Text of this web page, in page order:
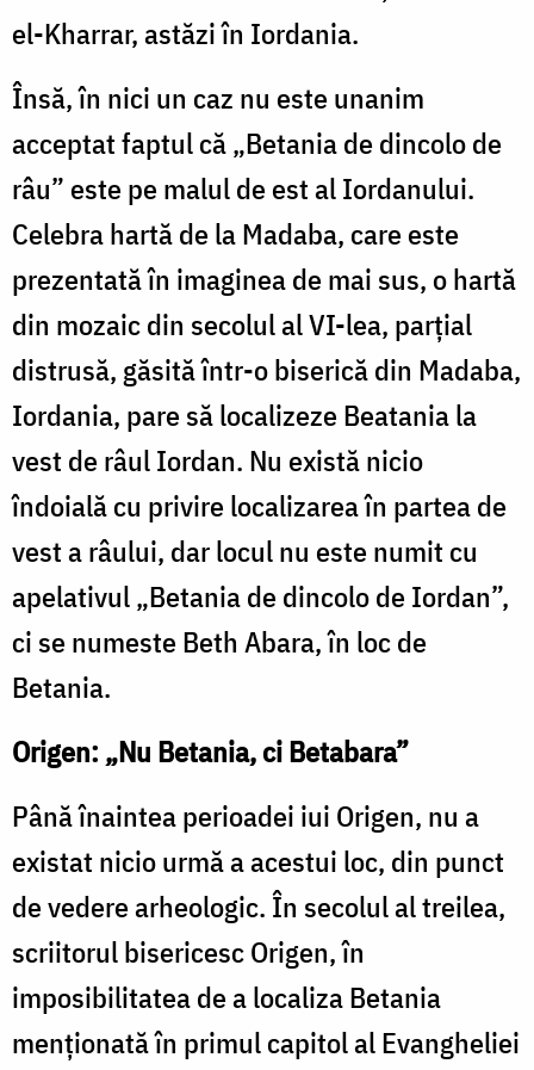
el-Kharrar, astăzi în Iordania.
Însă, în nici un caz nu este unanim
acceptat faptul că „Betania de dincolo de
râu” este pe malul de est al Iordanului.
Celebra hartă de la Madaba, care este
prezentată în imaginea de mai sus, o hartă
din mozaic din secolul al VI-lea, parțial
distrusă, găsită într-o biserică din Madaba,
Iordania, pare să localizeze Beatania la
vest de râul Iordan. Nu există nicio
îndoială cu privire localizarea în partea de
vest a râului, dar locul nu este numit cu
apelativul „Betania de dincolo de Iordan”,
ci se numeste Beth Abara, în loc de
Betania.
Origen: „Nu Betania, ci Betabara”
Până înaintea perioadei iui Origen, nu a
existat nicio urmă a acestui loc, din punct
de vedere arheologic. În secolul al treilea,
scriitorul bisericesc Origen, în
imposibilitatea de a localiza Betania
menționată în primul capitol al Evangheliei